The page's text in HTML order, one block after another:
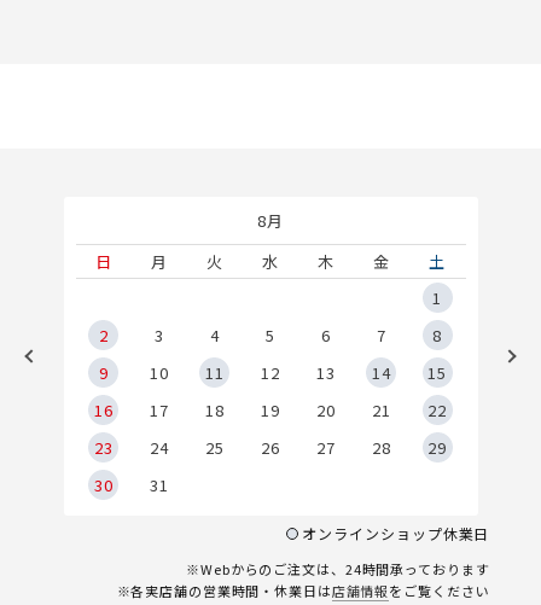
8月
日
月 火 水 木 金
土
1
2
3 4 5 6 7
8
9
10 11 12 13 14
15
16
17 18 19 20 21
22
23
24 25 26 27 28
29
30
31
オンラインショップ休業日
※Webからのご注文は、24時間承っております
※各実店舗の営業時間・休業日は店舗情報をご覧ください